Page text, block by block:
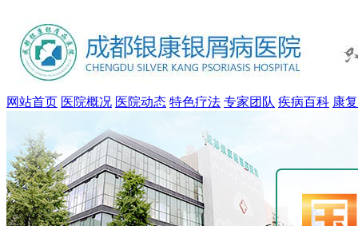
网站首页 医院概况 医院动态 特色疗法 专家团队 疾病百科 康